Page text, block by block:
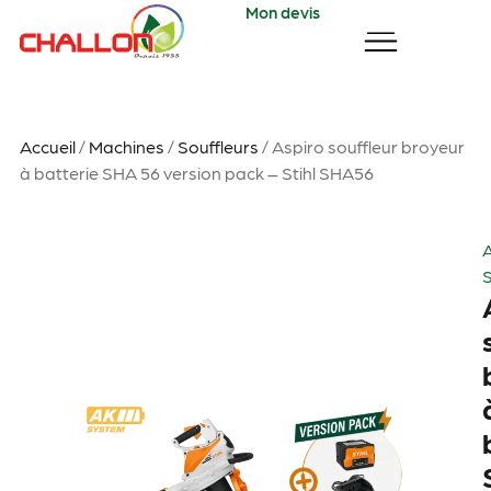
Mon devis
Accueil/ Machines / Souffleurs / Aspiro souffleur broyeur
à batterie SHA 56 version pack – Stihl SHA56